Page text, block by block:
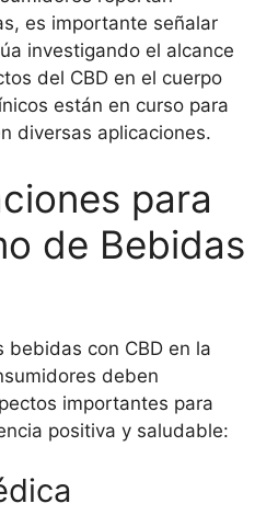
es importante señalar
investigando el alcance
del CBD en el cuerpo
están en curso para
diversas aplicaciones.
para
de Bebidas
bebidas con CBD en la
deben
importantes para
positiva y saludable: